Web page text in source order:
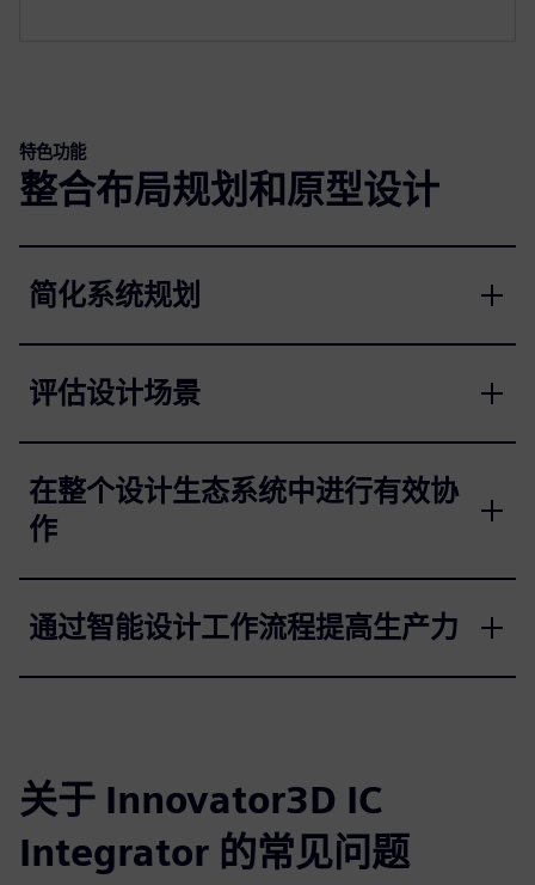
特色功能
整合布局规划和原型设计
简化系统规划
评估设计场景
在整个设计生态系统中进行有效协
作
通过智能设计工作流程提高生产力
关于 Innovator3D IC
Integrator 的常见问题